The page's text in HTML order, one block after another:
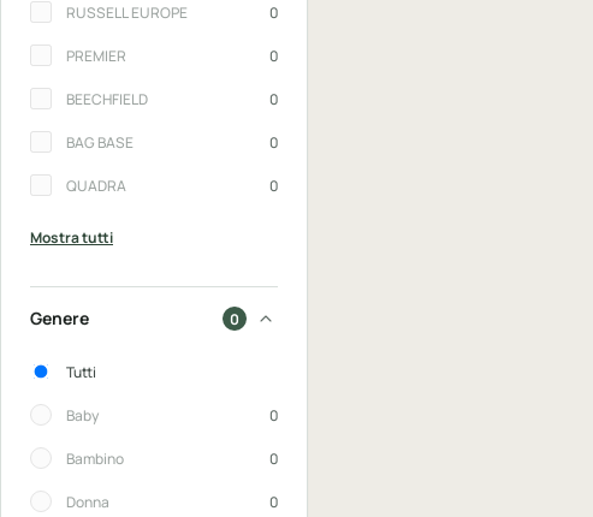
RUSSELL EUROPE 0
PREMIER 0
BEECHFIELD 0
BAG BASE 0
QUADRA 0
Mostra tutti
Genere 0
Genere
Tutti
Baby 0
Bambino 0
Donna 0